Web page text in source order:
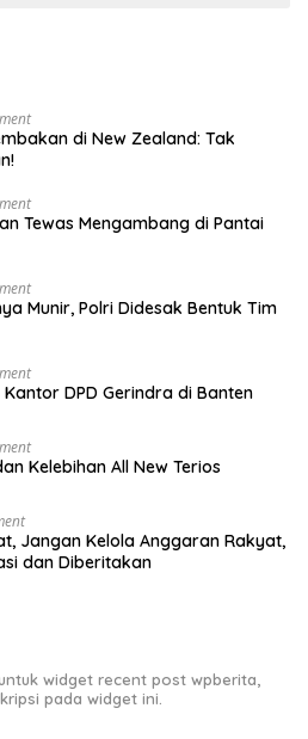
di New Zealand: Tak
Tewas Mengambang di Pantai
Munir, Polri Didesak Bentuk Tim
DPD Gerindra di Banten
Kelebihan All New Terios
Jangan Kelola Anggaran Rakyat,
dan Diberitakan
widget recent post wpberita,
pada widget ini.